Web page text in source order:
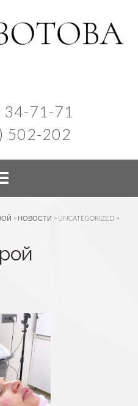
71-71
502-202
> НОВОСТИ > UNCATEGORIZED >